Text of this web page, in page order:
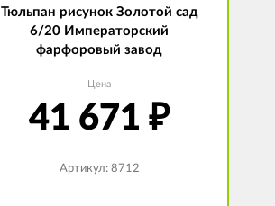
Тюльпан рисунок Золотой сад
6/20 Императорский
фарфоровый завод
Цена
41 671 ₽
Артикул: 8712